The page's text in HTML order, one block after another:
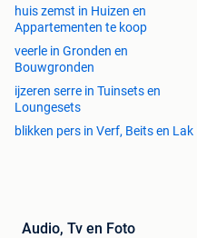
huis zemst in Huizen en
Appartementen te koop
veerle in Gronden en
Bouwgronden
ijzeren serre in Tuinsets en
Loungesets
blikken pers in Verf, Beits en Lak
Audio, Tv en Foto